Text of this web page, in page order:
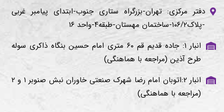
دفتر مرکزی: تهران-بزرگراه ستاری جنوب-ابتدای پیامبر غربی
-پلاک۱۰۶/۲-ساختمان مهستان-طبقه۴-واحد ۱۶
انبار ۱: جاده قدیم قم ۶۰ متری امام حسین بنگاه ذاکری سوله
طرح آذین (مراجعه با هماهنگی)
انبار ۲:اتوبان امام رضا شهرک صنعتی خاوران نبش صنوبر ۱ و ۲
(مراجعه با هماهنگی)